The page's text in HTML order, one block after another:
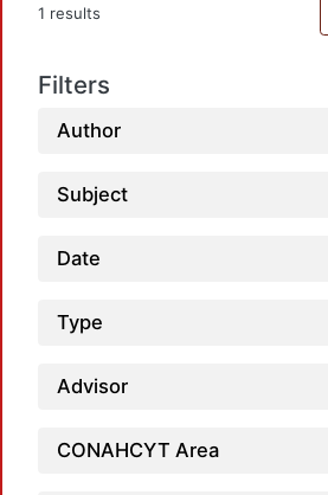
1 results
Filters
Author
Subject
Date
Type
Advisor
CONAHCYT Area